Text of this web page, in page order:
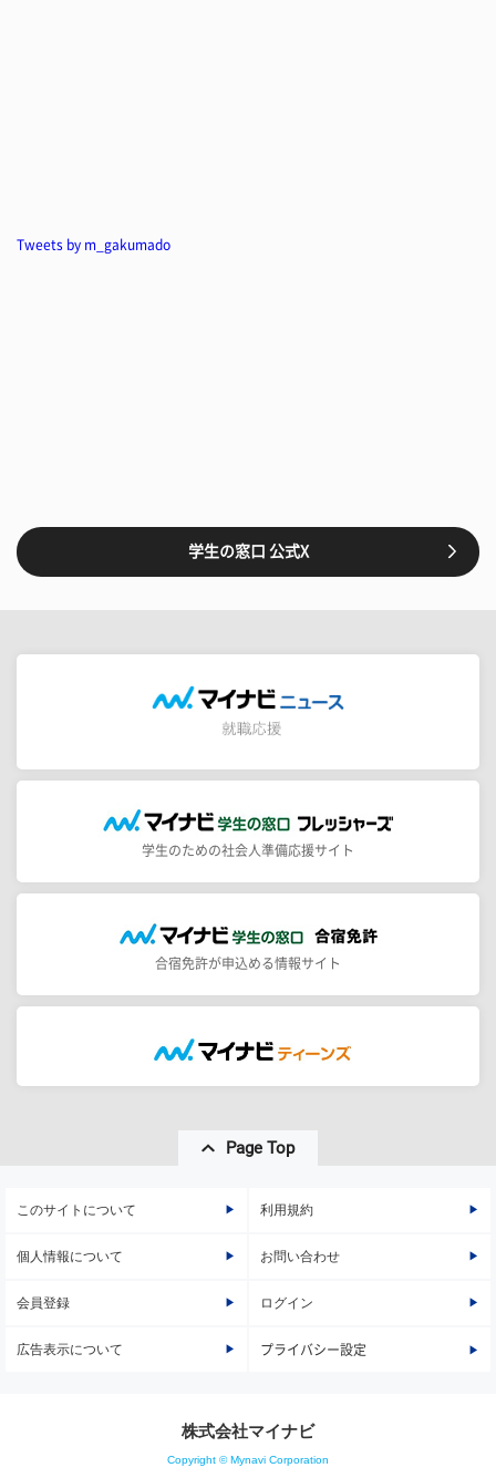
Tweets by m_gakumado
学生の窓口 公式X
学生のための社会人準備応援サイト
合宿免許が申込める情報サイト
Page Top
このサイトについて 利用規約
個人情報について お問い合わせ
会員登録 ログイン
広告表示について プライバシー設定
株式会社マイナビ
Copyright © Mynavi Corporation